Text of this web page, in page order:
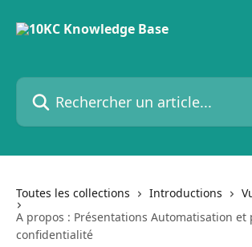
Rechercher un article...
Toutes les collections Introductions
A propos : Présentations Automatisation et
confidentialité